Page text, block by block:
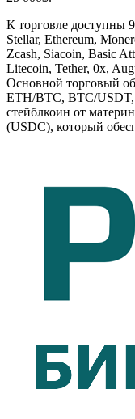
К торговле доступны
Stellar, Ethereum,
Zcash, Siacoin, Basic
Litecoin, Tether, 0x,
Основной торговый
ETH/BTC, BTC/
стейблкоин от
(USDC), который